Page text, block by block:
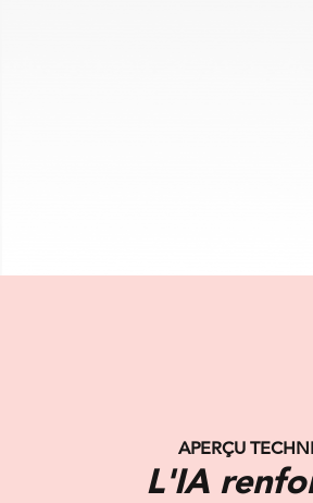
APERÇU
L'IA